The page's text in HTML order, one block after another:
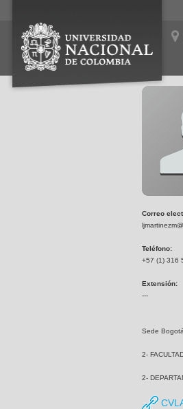
Correo
Teléfono:
+57 (1) 316
Extensión:
---
Sede Bogotá
2-
2-